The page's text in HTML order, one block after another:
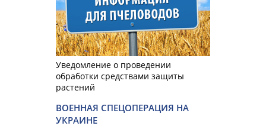
Уведомление о проведении
обработки средствами защиты
растений
ВОЕННАЯ СПЕЦОПЕРАЦИЯ НА
УКРАИНЕ